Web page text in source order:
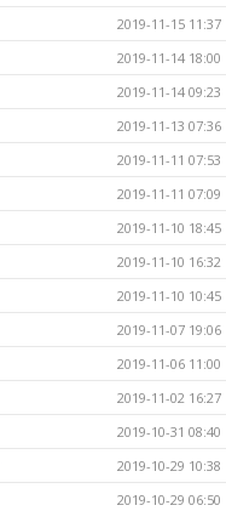
2019-11-15 11:37
2019-11-14 18:00
2019-11-14 09:23
2019-11-13 07:36
2019-11-11 07:53
2019-11-11 07:09
2019-11-10 18:45
2019-11-10 16:32
2019-11-10 10:45
2019-11-07 19:06
2019-11-06 11:00
2019-11-02 16:27
2019-10-31 08:40
2019-10-29 10:38
2019-10-29 06:50